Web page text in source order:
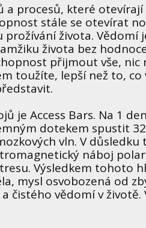
a procesů, které
stále se otevírat
života. Vědomí
života bez
přijmout vše,
toužíte, lepší než to,
je Access Bars. Na 1
dotekem spustit
vln. V
náboj
Výsledkem tohoto
mysl osvobozená od
čistého vědomí v životě.